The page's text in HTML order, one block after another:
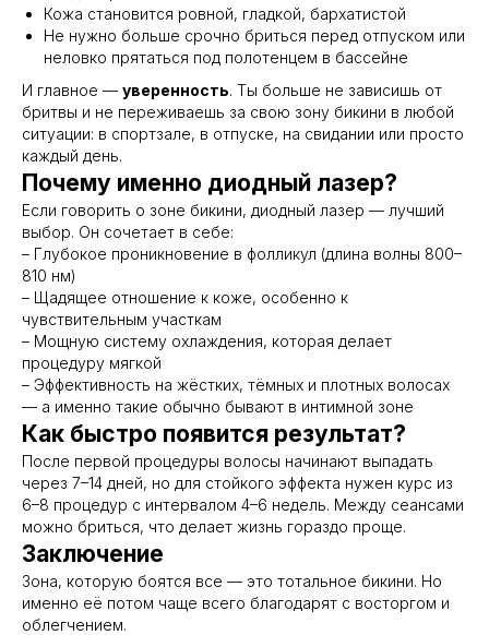
Кожа становится ровной, гладкой, бархатистой
Не нужно больше срочно бриться перед отпуском или
неловко прятаться под полотенцем в бассейне
И главное — уверенность. Ты больше не зависишь от
бритвы и не переживаешь за свою зону бикини в любой
ситуации: в спортзале, в отпуске, на свидании или просто
каждый день.
Почему именно диодный лазер?
Если говорить о зоне бикини, диодный лазер — лучший
выбор. Он сочетает в себе:
– Глубокое проникновение в фолликул (длина волны 800–
810 нм)
– Щадящее отношение к коже, особенно к
чувствительным участкам
– Мощную систему охлаждения, которая делает
процедуру мягкой
– Эффективность на жёстких, тёмных и плотных волосах
— а именно такие обычно бывают в интимной зоне
Как быстро появится результат?
После первой процедуры волосы начинают выпадать
через 7–14 дней, но для стойкого эффекта нужен курс из
6–8 процедур с интервалом 4–6 недель. Между сеансами
можно бриться, что делает жизнь гораздо проще.
Заключение
Зона, которую боятся все — это тотальное бикини. Но
именно её потом чаще всего благодарят с восторгом и
облегчением.